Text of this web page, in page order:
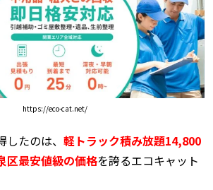
https://eco-cat.net/
たのは、 軽トラック積み放題14,800
区最安値級の価格を誇るエコキャット